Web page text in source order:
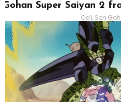
Gohan Super Saiyan 2
Cell, Son